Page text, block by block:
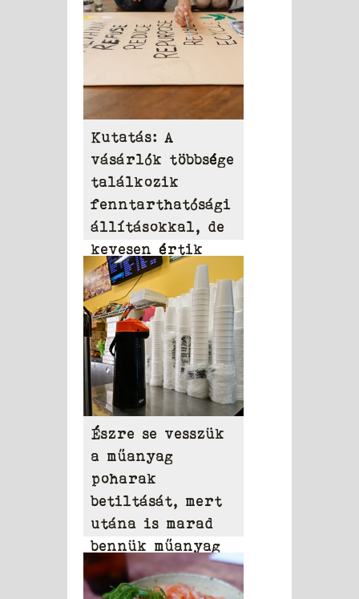
Kutatás: A
vásárlók többsége
találkozik
fenntarthatósági
állításokkal, de
kevesen értik
azokat
Észre se vesszük
a műanyag
poharak
betiltását, mert
utána is marad
bennük műanyag